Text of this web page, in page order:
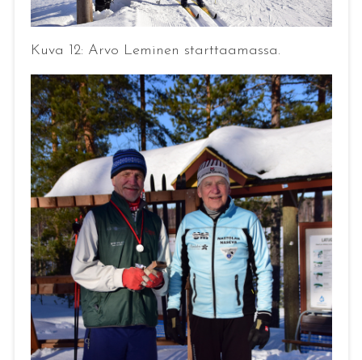
Kuva 12: Arvo Leminen starttaamassa.